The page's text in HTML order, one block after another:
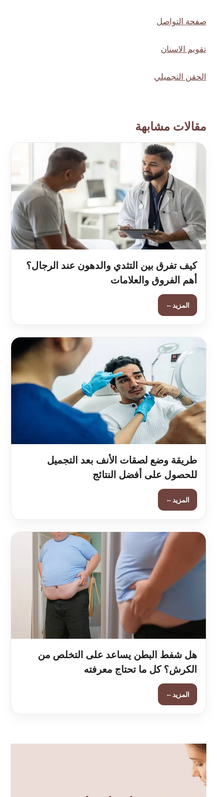
صفحة التواصل
تقويم الاسنان
الحقن التجميلي
مقالات مشابهة
كيف تفرق بين التثدي والدهون عند الرجال؟
أهم الفروق والعلامات
المزيد←
طريقة وضع لصقات الأنف بعد التجميل
للحصول على أفضل النتائج
المزيد←
هل شفط البطن يساعد على التخلص من
الكرش؟ كل ما تحتاج معرفته
المزيد←